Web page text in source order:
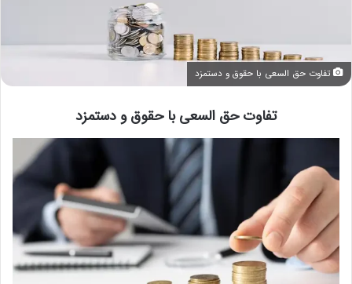
تفاوت حق السعی با حقوق و دستمزد
تفاوت حق السعی با حقوق و دستمزد